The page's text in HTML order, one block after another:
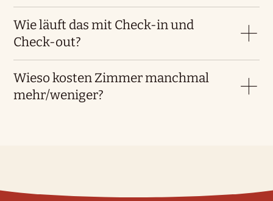
Wie läuft das mit Check-in und
Check-out?
Wieso kosten Zimmer manchmal
mehr/weniger?